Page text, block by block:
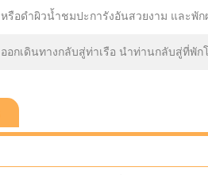
หรือดำผิวน้ำชมปะการังอันสวยงาม และพั
ออกเดินทางกลับสู่ท่าเรือ นำท่านกลับสู่ที่พั